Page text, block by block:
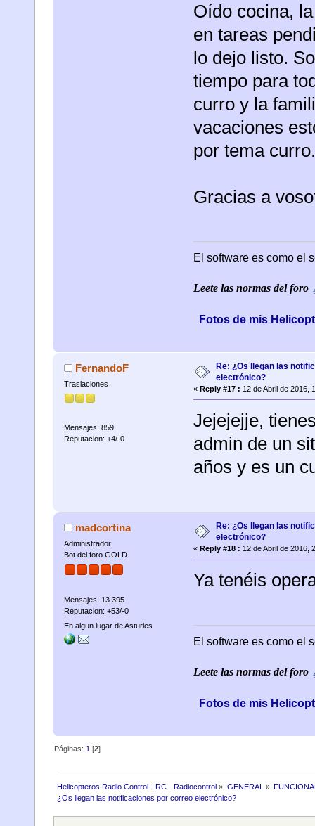
Oído cocina,
en tareas
lo dejo listo.
tiempo para
curro y la
vacaciones
por tema
Gracias a
El software es como el
Leete las normas del foro
Fotos de mis
FernandoF
Traslaciones
Mensajes: 859
Reputacion: +4/-0
Re: ¿Os llegan las
electrónico?
« Reply #17 : 12 de Abril de 2016,
Jejejejje,
admin de un
años y es un
madcortina
Administrador
Bot del foro GOLD
Mensajes: 13.395
Reputacion: +53/-0
En algun lugar de Asturies
Re: ¿Os llegan las
electrónico?
« Reply #18 : 12 de Abril de 2016,
Ya tenéis
El software es como el
Leete las normas del foro
Fotos de mis
Páginas: 1 [2]
Helicopteros Radio Control - RC - Radiocontrol » GENERAL»
¿Os llegan las notificaciones por correo electrónico?